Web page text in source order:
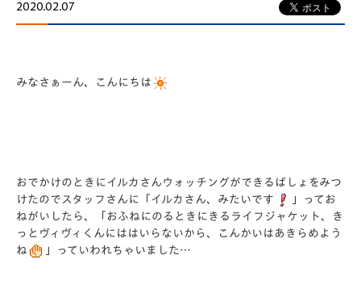
2020.02.07
みなさぁーん、こんにちは
おでかけのときにイルカさんウォッチングができるばしょをみつ
けたのでスタッフさんに「イルカさん、みたいです
」ってお
ねがいしたら、「おふねにのるときにきるライフジャケット、き
っとヴィヴィくんにははいらないから、こんかいはあきらめよう
ね
」っていわれちゃいました…